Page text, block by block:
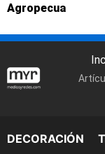
Agropecuario
DECORACIÓN